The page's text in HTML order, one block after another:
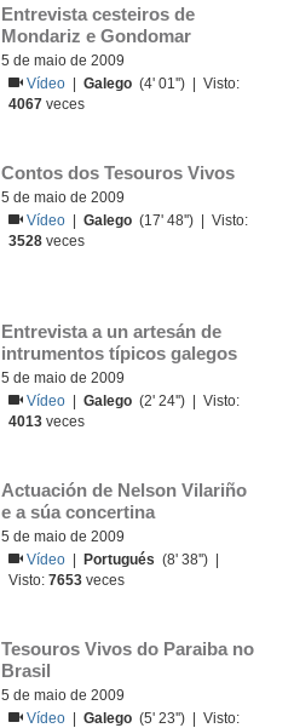
Entrevista cesteiros de
Mondariz e Gondomar
5 de maio de 2009
Vídeo
|Galego (4' 01'') | Visto:
4067 veces
Contos dos Tesouros Vivos
5 de maio de 2009
Vídeo
|Galego (17' 48'') | Visto:
3528 veces
Entrevista a un artesán de
intrumentos típicos galegos
5 de maio de 2009
Vídeo
|Galego (2' 24'') | Visto:
4013 veces
Actuación de Nelson Vilariño
e a súa concertina
5 de maio de 2009
Vídeo
Portugués (8' 38'') |
Visto:7653 veces
Tesouros Vivos do Paraiba no
Brasil
5 de maio de 2009
Vídeo
|Galego (5' 23'') | Visto: